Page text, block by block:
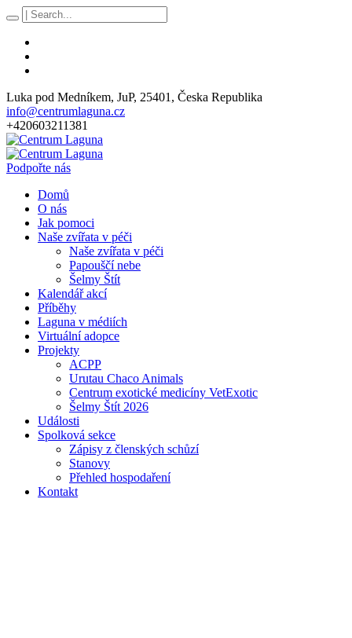
Luka pod Medníkem, JuP, 25401 , Česka Republika
info@centrumlaguna.cz
+420603211381
Podpořte nás
Domů
O nás
Jak pomoci
Naše zvířata v péči
Naše zvířata v péči
Papouščí nebe
Šelmy Štít
Kalendář akcí
Příběhy
Laguna v médiích
Virtuální adopce
Projekty
ACPP
Urutau Chaco Animals
Centrum exotické medicíny VetExotic
Šelmy Štít 2026
Události
Spolková sekce
Zápisy z členských schůzí
Stanovy
Přehled hospodaření
Kontakt